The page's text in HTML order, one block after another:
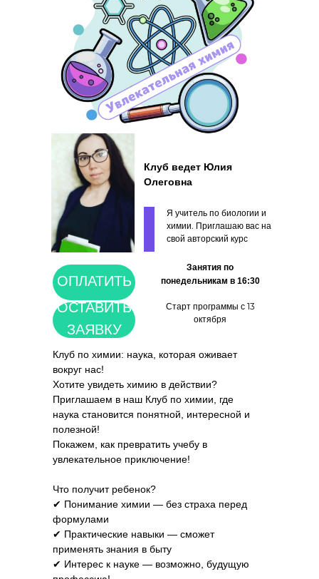
Клуб по химии: наука, которая оживает
вокруг нас!
Хотите увидеть химию в действии?
Приглашаем в наш Клуб по химии, где
наука становится понятной, интересной и
полезной!
Покажем, как превратить учебу в
увлекательное приключение!
Что получит ребенок?
✔ Понимание химии — без страха перед
формулами
✔ Практические навыки — сможет
применять знания в быту
✔ Интерес к науке — возможно, будущую
ОПЛАТИТЬ
ОСТАВИТЬ
ЗАЯВКУ
Клуб ведет Юлия
Олеговна
Я учитель по биологии и
химии. Приглашаю вас на
свой авторский курс
Занятия по
понедельникам в 16:30
Старт программы с 13
октября